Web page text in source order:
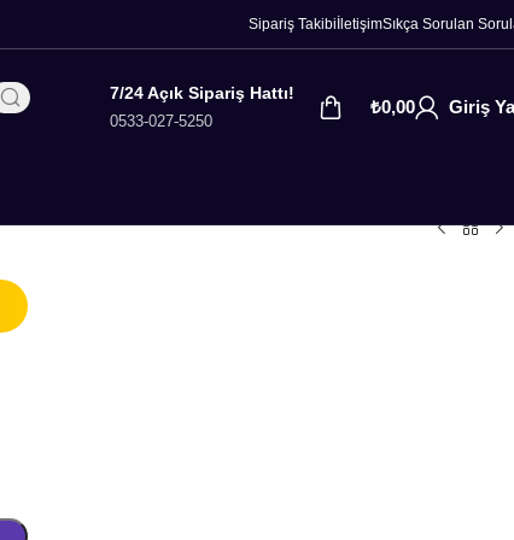
Sipariş Takibi İletişimSıkça Sorulan
7/24 Açık Sipariş Hattı!
0533-027-5250
₺0,00 Giriş